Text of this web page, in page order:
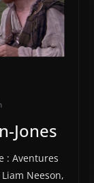
Jones
: Aventures
Neeson,